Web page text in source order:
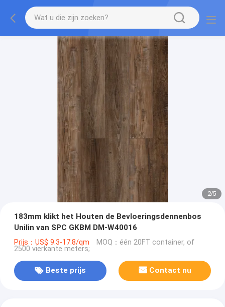
2/5
183mm klikt het Houten de Bevloeringsdennenbos
Unilin van SPC GKBM DM-W40016
Prijs：US$ 9.3-17.8/qm MOQ：één 20FT container, of
2500 vierkante meters;
Beste prijs Contact nu